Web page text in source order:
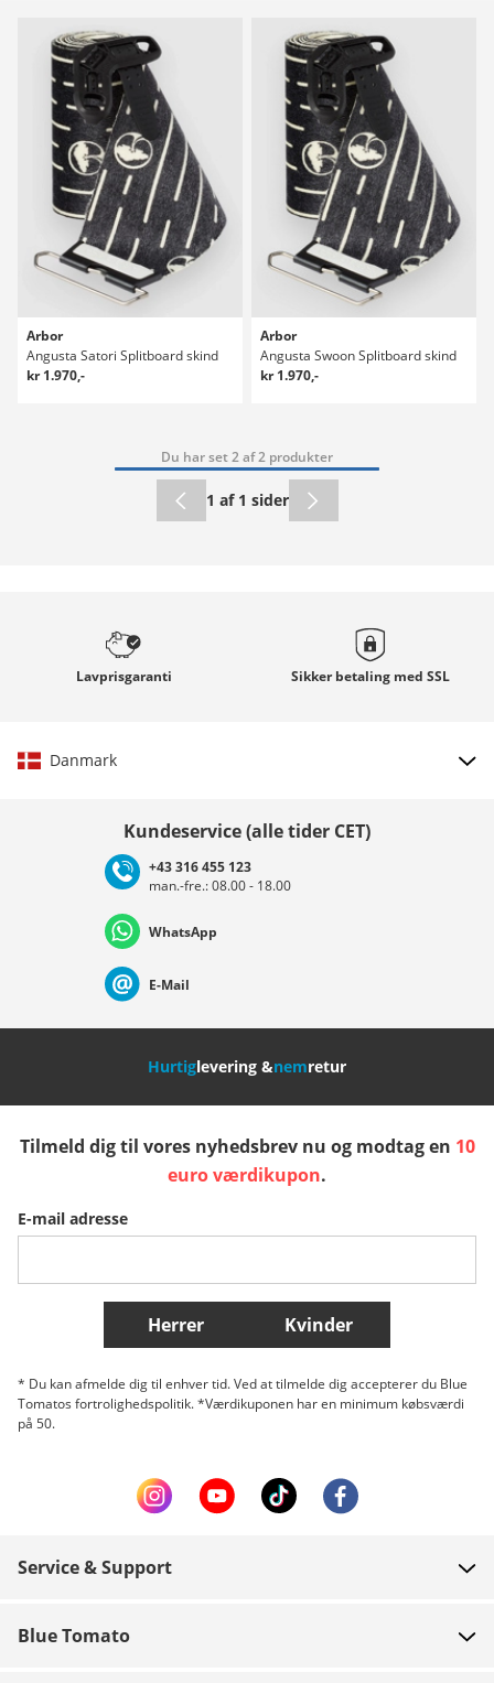
Arbor
Angusta Satori Splitboard skind
kr 1.970,-
Arbor
Angusta Swoon Splitboard skind
kr 1.970,-
Du har set 2 af 2 produkter
1 af 1 sider
Lavprisgaranti Sikker betaling med SSL
Danmark
Deutschland Österreich
Nederland Italia (Italiano) Italien (Deutsch)
Slovenija
Belgique (Français) Danmark Norge
Flere lande
Kundeservice (alle tider CET)
+43 316 455 123
man.-fre.: 08.00 - 18.00
WhatsApp
E-Mail
Hurtiglevering &nemretur
Tilmeld dig til vores nyhedsbrev nu og modtag en 10
euro værdikupon.
E-mail adresse
Herrer Kvinder
* Du kan afmelde dig til enhver tid. Ved at tilmelde dig accepterer du Blue
Tomatos fortrolighedspolitik. *Værdikuponen har en minimum købsværdi
på 50.
Service & Support
Blue Tomato